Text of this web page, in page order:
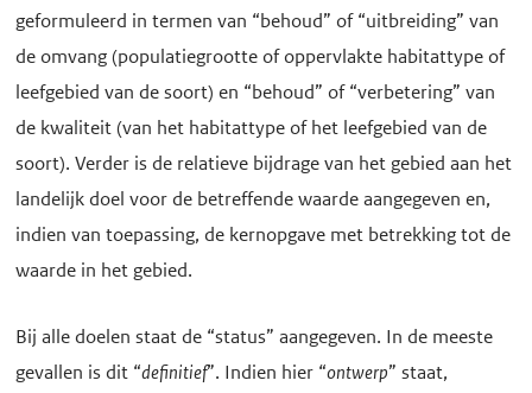
geformuleerd in termen van “behoud” of “uitbreiding” van
de omvang (populatiegrootte of oppervlakte habitattype of
leefgebied van de soort) en “behoud” of “verbetering” van
de kwaliteit (van het habitattype of het leefgebied van de
soort). Verder is de relatieve bijdrage van het gebied aan het
landelijk doel voor de betreffende waarde aangegeven en,
indien van toepassing, de kernopgave met betrekking tot de
waarde in het gebied.
Bij alle doelen staat de “status” aangegeven. In de meeste
gevallen is dit “definitief”. Indien hier “ontwerp” staat,